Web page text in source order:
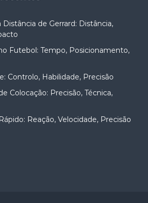
de Gerrard: Distância,
Futebol: Tempo, Posicionamento,
Controlo, Habilidade, Precisão
Colocação: Precisão, Técnica,
Reação, Velocidade, Precisão